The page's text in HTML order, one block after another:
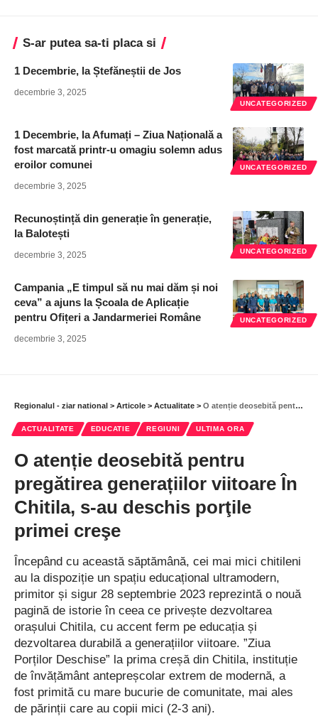
S-ar putea sa-ti placa si
UNCATEGORIZED
1 Decembrie, la Ștefăneștii de Jos
decembrie 3, 2025
UNCATEGORIZED
1 Decembrie, la Afumați – Ziua Națională a
fost marcată printr-u omagiu solemn adus
eroilor comunei
decembrie 3, 2025
UNCATEGORIZED
Recunoștință din generație în generație,
la Balotești
decembrie 3, 2025
UNCATEGORIZED
Campania „E timpul să nu mai dăm și noi
ceva” a ajuns la Școala de Aplicație
pentru Ofițeri a Jandarmeriei Române
decembrie 3, 2025
Regionalul - ziar national > Articole > Actualitate > O atenție deosebită pentru pregătirea generațiilor viitoare În Chitila, s-au deschis porţile primei creşe
ACTUALITATE EDUCATIE REGIUNI ULTIMA ORA
O atenție deosebită pentru
pregătirea generațiilor viitoare În
Chitila, s-au deschis porţile
primei creşe
Începând cu această săptămână, cei mai mici chitileni
au la dispoziție un spațiu educațional ultramodern,
primitor și sigur 28 septembrie 2023 reprezintă o nouă
pagină de istorie în ceea ce privește dezvoltarea
orașului Chitila, cu accent ferm pe educația și
dezvoltarea durabilă a generațiilor viitoare. ”Ziua
Porților Deschise” la prima creșă din Chitila, instituție
de învățământ antepreșcolar extrem de modernă, a
fost primită cu mare bucurie de comunitate, mai ales
de părinții care au copii mici (2-3 ani).